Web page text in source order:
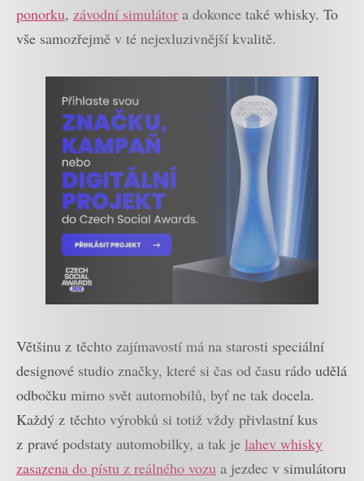
ponorku, závodní simulátor a dokonce také whisky. To
vše samozřejmě v té nejexluzivnější kvalitě.
Většinu z těchto zajímavostí má na starosti speciální
designové studio značky, které si čas od času rádo udělá
odbočku mimo svět automobilů, byť ne tak docela.
Každý z těchto výrobků si totiž vždy přivlastní kus
z pravé podstaty automobilky, a tak je lahev whisky
zasazena do pístu z reálného vozu a jezdec v simulátoru